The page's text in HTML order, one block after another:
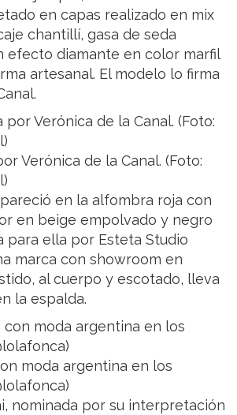
en capas realizado en mix
chantillí, gasa de seda
efecto diamante en color marfil
artesanal. El modelo lo firma
Verónica de la Canal. (Foto:
en la alfombra roja con
en beige empolvado y negro
para ella por Esteta Studio
marca con showroom en
al cuerpo y escotado, lleva
la espalda.
moda argentina en los
nominada por su interpretación